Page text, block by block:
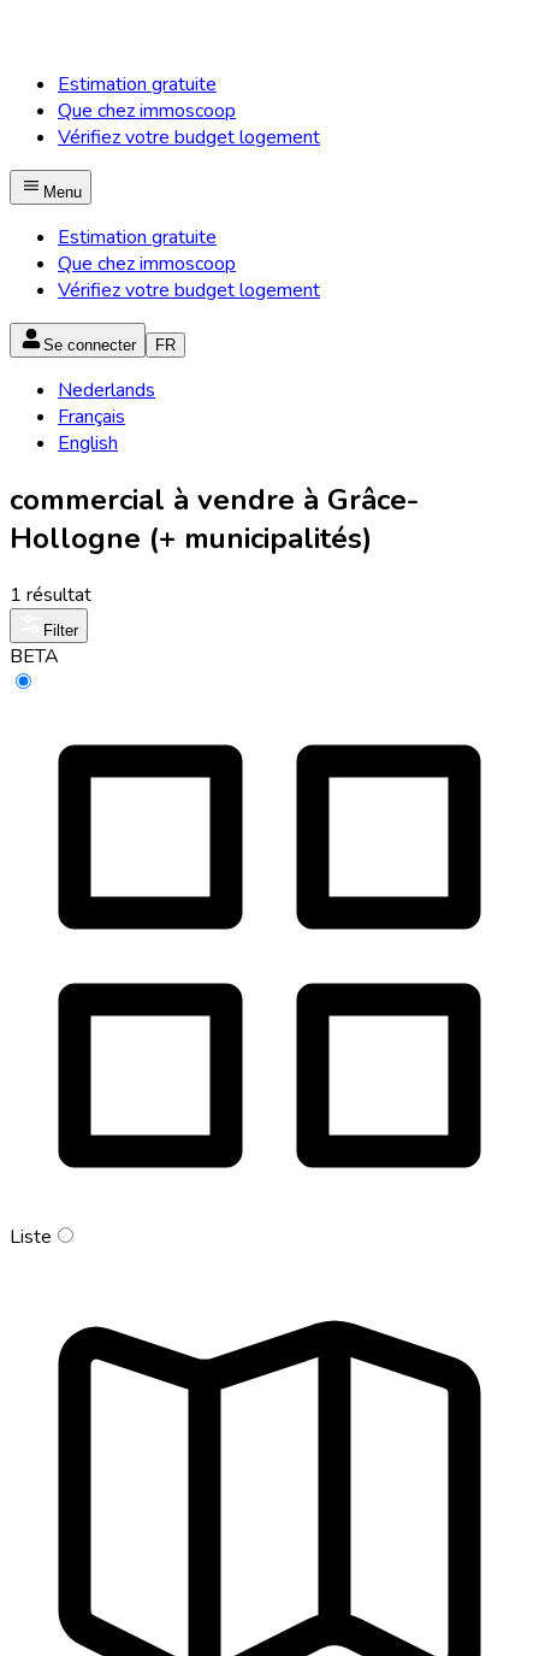
Estimation gratuite
Que chez immoscoop
Vérifiez votre budget logement
Menu
Estimation gratuite
Que chez immoscoop
Vérifiez votre budget logement
Se connecter FR
Nederlands
Français
English
commercial à vendre à Grâce-
Hollogne (+ municipalités)
1 résultat
Filter
BETA
Liste